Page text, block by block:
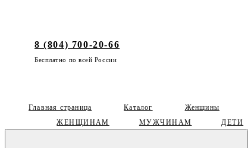
8 (804) 700-20-66
Бесплатно по всей России
ЖЕНЩИНАМ МУЖЧИНАМ ДЕТИ
Главная страница Каталог Женщины